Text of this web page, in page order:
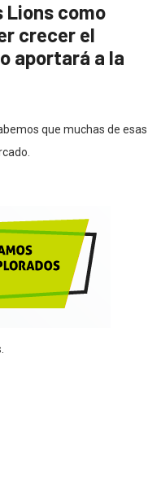
Lions como
crecer el
aportará a la
que muchas de esas